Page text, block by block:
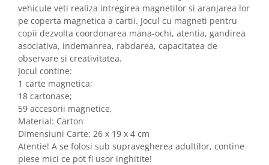
vehicule veti realiza intregirea magnetilor si aranjarea lor
pe coperta magnetica a cartii. Jocul cu magneti pentru
copii dezvolta coordonarea mana-ochi, atentia, gandirea
asociativa, indemanrea, rabdarea, capacitatea de
observare si creativitatea.
Jocul contine:
1 carte magnetica;
18 cartonase;
59 accesorii magnetice,
Material: Carton
Dimensiuni Carte: 26 x 19 x 4 cm
Atentie! A se folosi sub supravegherea adultilor, contine
piese mici ce pot fi usor inghitite!